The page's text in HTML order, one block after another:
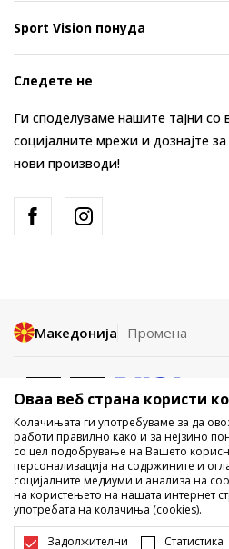
Sport Vision понуда
Следете не
Ги споделуваме нашите тајни со
социјалните мрежи и дознајте
нови производи!
Македонија Промена
Не е дозволено превземање или
интернет страните на Sport
однесува на логоа, трговски марки,
истите да се отстапуваат на трети
се користат за било какви цели, без
ДООЕЛ.
Оваа веб страна користи
Колачињата ги употребуваме за да
работи правилно како и за нејзино
со цел подобрување на Вашето
персонализација на содржините и
социјалните медиуми и анализа на
на користењето на нашата интернет
употребата на колачиња (cookies).
Задолжителни Статистика